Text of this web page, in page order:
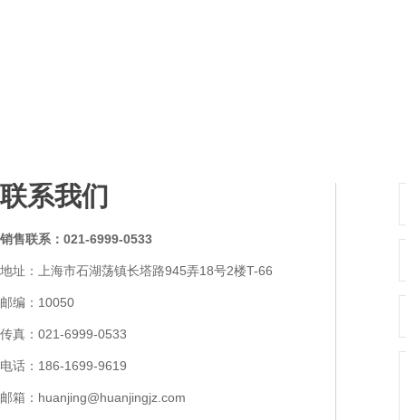
联系我们
销售联系：021-6999-0533
地址：上海市石湖荡镇长塔路945弄18号2楼T-66
邮编：10050
传真：021-6999-0533
电话：186-1699-9619
邮箱：huanjing@huanjingjz.com